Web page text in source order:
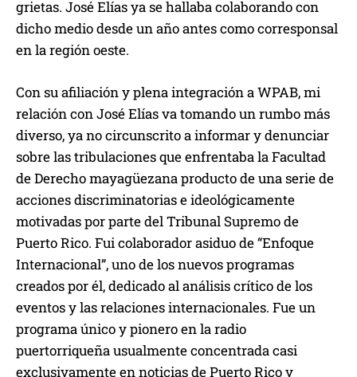
grietas. José Elías ya se hallaba colaborando con
dicho medio desde un año antes como corresponsal
en la región oeste.
Con su afiliación y plena integración a WPAB, mi
relación con José Elías va tomando un rumbo más
diverso, ya no circunscrito a informar y denunciar
sobre las tribulaciones que enfrentaba la Facultad
de Derecho mayagüezana producto de una serie de
acciones discriminatorias e ideológicamente
motivadas por parte del Tribunal Supremo de
Puerto Rico. Fui colaborador asiduo de “Enfoque
Internacional”, uno de los nuevos programas
creados por él, dedicado al análisis crítico de los
eventos y las relaciones internacionales. Fue un
programa único y pionero en la radio
puertorriqueña usualmente concentrada casi
exclusivamente en noticias de Puerto Rico y